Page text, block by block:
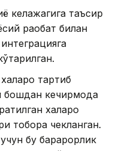
келажагига таъсир
рақобат билан
тартиб
кечирмоқда
халқаро
тобора чекланган.
бу барқарорлик